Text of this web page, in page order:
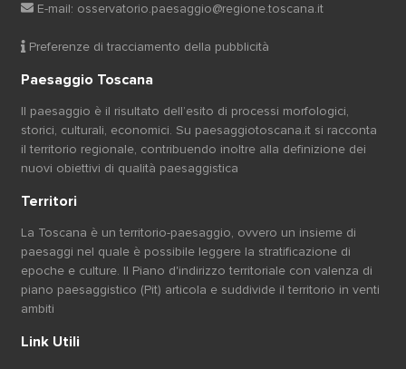
E-mail: osservatorio.paesaggio@regione.toscana.it
Preferenze di tracciamento della pubblicità
Paesaggio Toscana
Il paesaggio è il risultato dell’esito di processi morfologici,
storici, culturali, economici. Su paesaggiotoscana.it si racconta
il territorio regionale, contribuendo inoltre alla definizione dei
nuovi obiettivi di qualità paesaggistica
Territori
La Toscana è un territorio-paesaggio, ovvero un insieme di
paesaggi nel quale è possibile leggere la stratificazione di
epoche e culture. Il Piano d'indirizzo territoriale con valenza di
piano paesaggistico (Pit) articola e suddivide il territorio in venti
ambiti
Link Utili